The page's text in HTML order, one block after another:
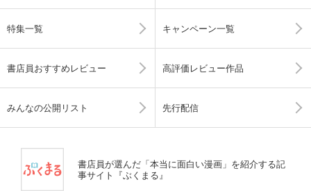
特集一覧 キャンペーン一覧
書店員おすすめレビュー 高評価レビュー作品
みんなの公開リスト 先行配信
書店員が選んだ「本当に面白い漫画」を紹介する記
事サイト『ぶくまる』